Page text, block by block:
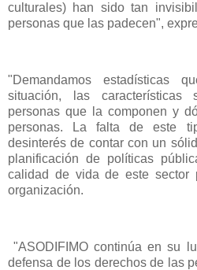
culturales) han sido tan
personas que las padecen",
"Demandamos estadísticas
situación, las características
personas que la componen y
personas. La falta de este
desinterés de contar con un
planificación de políticas
calidad de vida de este sector
organización.
"ASODIFIMO continúa en su
defensa de los derechos de las